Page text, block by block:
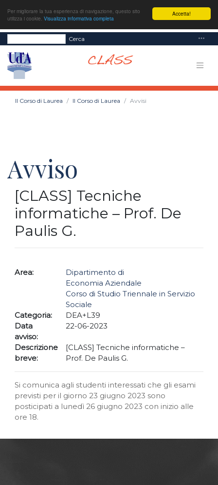
Accetta!
Per migliorare la tua esperienza di navigazione, questo sito
utilizza i cookie. Visualizza informativa completa
Cerca
Il Corso di Laurea Il Corso di Laurea Avvisi
Avviso
[CLASS] Tecniche
informatiche – Prof. De
Paulis G.
Area:
Dipartimento di
Economia Aziendale
Corso di Studio Triennale in Servizio
Sociale
Categoria:
DEA+L39
Data
avviso:
22-06-2023
Descrizione
breve:
[CLASS] Tecniche informatiche –
Prof. De Paulis G.
Si comunica agli studenti interessati che gli esami
previsti per il giorno 23 giugno 2023 sono
posticipati a lunedì 26 giugno 2023 con inizio alle
ore 18.